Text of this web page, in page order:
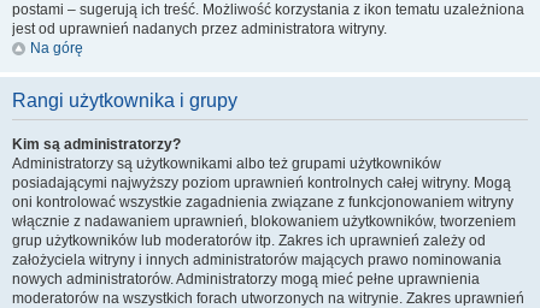
postami – sugerują ich treść. Możliwość korzystania z ikon tematu uzależniona
jest od uprawnień nadanych przez administratora witryny.
Na górę
Rangi użytkownika i grupy
Kim są administratorzy?
Administratorzy są użytkownikami albo też grupami użytkowników
posiadającymi najwyższy poziom uprawnień kontrolnych całej witryny. Mogą
oni kontrolować wszystkie zagadnienia związane z funkcjonowaniem witryny
włącznie z nadawaniem uprawnień, blokowaniem użytkowników, tworzeniem
grup użytkowników lub moderatorów itp. Zakres ich uprawnień zależy od
założyciela witryny i innych administratorów mających prawo nominowania
nowych administratorów. Administratorzy mogą mieć pełne uprawnienia
moderatorów na wszystkich forach utworzonych na witrynie. Zakres uprawnień